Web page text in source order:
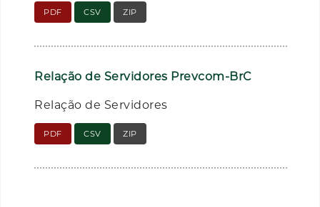
PDF CSV ZIP
Relação de Servidores Prevcom-BrC
Relação de Servidores
PDF CSV ZIP